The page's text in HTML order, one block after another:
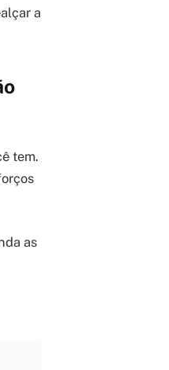
a
tem.
as